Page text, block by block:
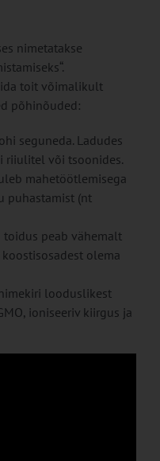
nimetatakse
toit võimalikult
põhinõuded:
seguneda. Ladudes
riiulitel või tsoonides.
mahetöötlemisega
puhastamist (nt
peab vähemalt
olema
looduslikest
ioniseeriv kiirgus ja